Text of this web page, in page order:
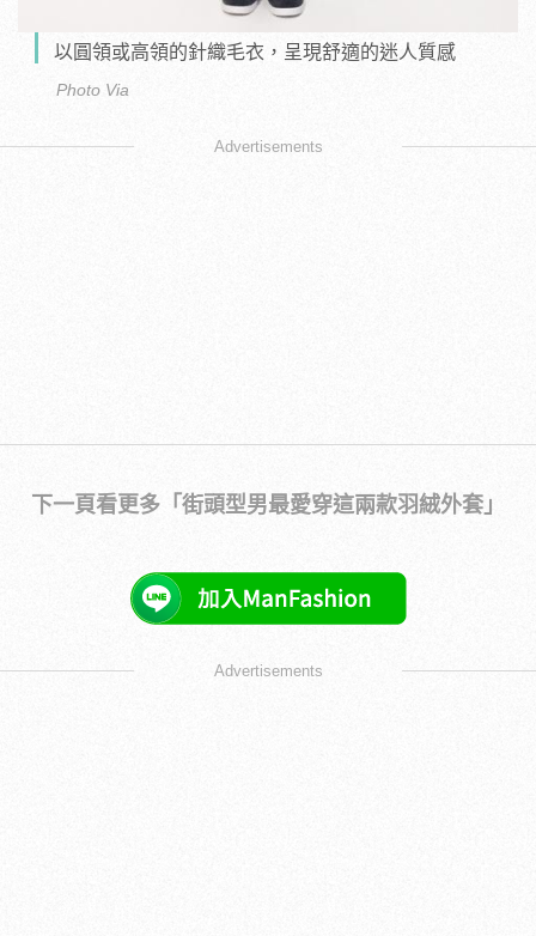
以圓領或高領的針織毛衣，呈現舒適的迷人質感
Photo Via
Advertisements
下一頁看更多「街頭型男最愛穿這兩款羽絨外套」
Advertisements